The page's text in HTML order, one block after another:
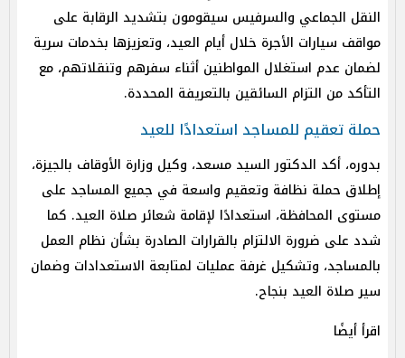
النقل الجماعي والسرفيس سيقومون بتشديد الرقابة على
مواقف سيارات الأجرة خلال أيام العيد، وتعزيزها بخدمات سرية
لضمان عدم استغلال المواطنين أثناء سفرهم وتنقلاتهم، مع
التأكد من التزام السائقين بالتعريفة المحددة.
حملة تعقيم للمساجد استعدادًا للعيد
بدوره، أكد الدكتور السيد مسعد، وكيل وزارة الأوقاف بالجيزة،
إطلاق حملة نظافة وتعقيم واسعة في جميع المساجد على
مستوى المحافظة، استعدادًا لإقامة شعائر صلاة العيد. كما
شدد على ضرورة الالتزام بالقرارات الصادرة بشأن نظام العمل
بالمساجد، وتشكيل غرفة عمليات لمتابعة الاستعدادات وضمان
سير صلاة العيد بنجاح.
اقرأ أيضًا